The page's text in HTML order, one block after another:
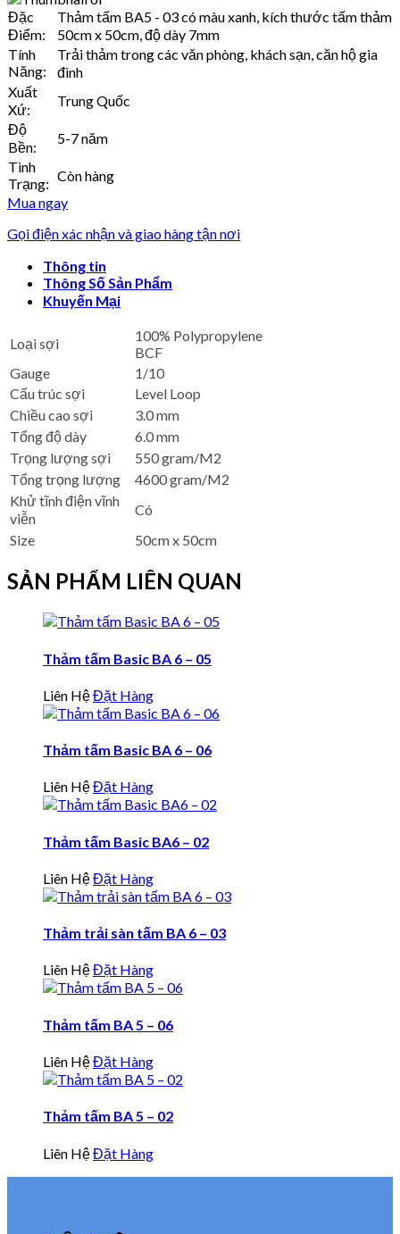
Đặc
Điểm:
Thảm tấm BA5 - 03 có màu xanh, kích thước tấm thảm
50cm x 50cm, độ dày 7mm
Tính
Năng:
Trải thảm trong các văn phòng, khách sạn, căn hộ gia
đình
Xuất
Xứ:
Trung Quốc
Độ
Bền:
5-7 năm
Tình
Trạng: Còn hàng
Mua ngay
Gọi điện xác nhận và giao hàng tận nơi
Thông tin
Thông Số Sản Phẩm
Khuyến Mại
Loại sợi
100% Polypropylene
BCF
Gauge
1/10
Cấu trúc sợi
Level Loop
Chiều cao sợi
3.0 mm
Tổng độ dày
6.0 mm
Trọng lượng sợi
550 gram/M2
Tổng trọng lượng
4600 gram/M2
Khử tĩnh điện vĩnh
viễn
Có
Size
50cm x 50cm
SẢN PHẨM LIÊN QUAN
Thảm tấm Basic BA 6 – 05
Liên HệĐặt Hàng
Thảm tấm Basic BA 6 – 06
Liên HệĐặt Hàng
Thảm tấm Basic BA6 – 02
Liên HệĐặt Hàng
Thảm trải sàn tấm BA 6 – 03
Liên HệĐặt Hàng
Thảm tấm BA 5 – 06
Liên HệĐặt Hàng
Thảm tấm BA 5 – 02
Liên HệĐặt Hàng